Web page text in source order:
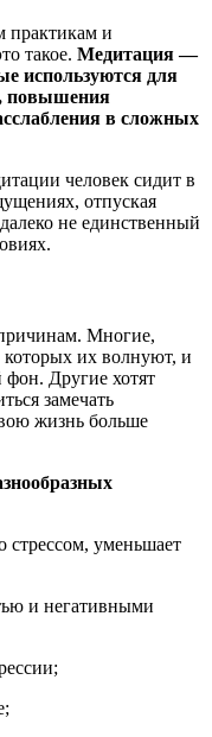
практикам и
такое. Медитация —
используются для
повышения
в сложных
человек сидит в
отпуская
не единственный
Многие,
которых их волнуют, и
Другие хотят
замечать
жизнь больше
стрессом, уменьшает
и негативными